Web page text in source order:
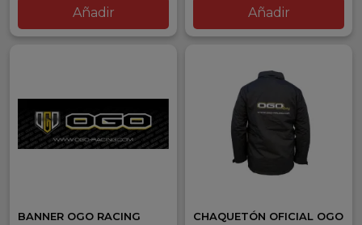
Añadir Añadir
BANNER OGO RACING
CHAQUETÓN OFICIAL OGO